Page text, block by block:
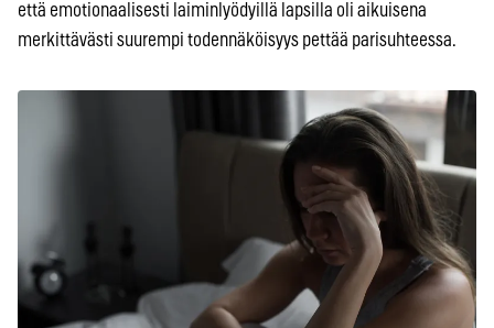
että emotionaalisesti laiminlyödyillä lapsilla oli aikuisena
merkittävästi suurempi todennäköisyys pettää parisuhteessa.